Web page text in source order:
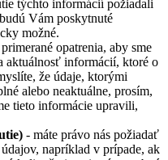
týchto informácií požiadali
Vám poskytnuté
možné.
opatrenia, aby sme
aktuálnosť informácií, ktoré o
že údaje, ktorými
alebo neaktuálne, prosím,
tieto informácie upravili,
- máte právo nás požiadať
napríklad v prípade, ak